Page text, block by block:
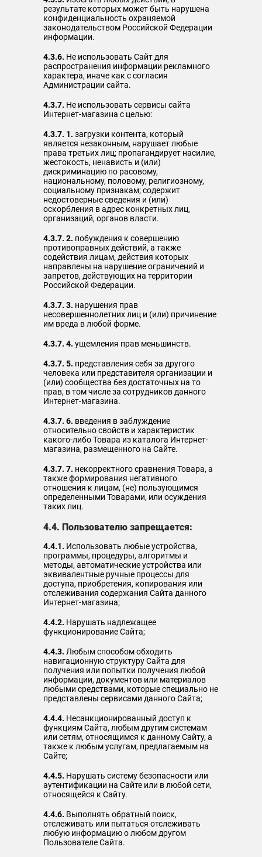
результате которых может быть нарушена
конфиденциальность охраняемой
законодательством Российской Федерации
информации.
4.3.6. Не использовать Сайт для
распространения информации рекламного
характера, иначе как с согласия
Администрации сайта.
4.3.7. Не использовать сервисы сайта
Интернет-магазина с целью:
4.3.7. 1. загрузки контента, который
является незаконным, нарушает любые
права третьих лиц; пропагандирует насилие,
жестокость, ненависть и (или)
дискриминацию по расовому,
национальному, половому, религиозному,
социальному признакам; содержит
недостоверные сведения и (или)
оскорбления в адрес конкретных лиц,
организаций, органов власти.
4.3.7. 2. побуждения к совершению
противоправных действий, а также
содействия лицам, действия которых
направлены на нарушение ограничений и
запретов, действующих на территории
Российской Федерации.
4.3.7. 3. нарушения прав
несовершеннолетних лиц и (или) причинение
им вреда в любой форме.
4.3.7. 4. ущемления прав меньшинств.
4.3.7. 5. представления себя за другого
человека или представителя организации и
(или) сообщества без достаточных на то
прав, в том числе за сотрудников данного
Интернет-магазина.
4.3.7. 6. введения в заблуждение
относительно свойств и характеристик
какого-либо Товара из каталога Интернет-
магазина, размещенного на Сайте.
4.3.7. 7. некорректного сравнения Товара, а
также формирования негативного
отношения к лицам, (не) пользующимся
определенными Товарами, или осуждения
таких лиц.
4.4. Пользователю запрещается:
4.4.1. Использовать любые устройства,
программы, процедуры, алгоритмы и
методы, автоматические устройства или
эквивалентные ручные процессы для
доступа, приобретения, копирования или
отслеживания содержания Сайта данного
Интернет-магазина;
4.4.2. Нарушать надлежащее
функционирование Сайта;
4.4.3. Любым способом обходить
навигационную структуру Сайта для
получения или попытки получения любой
информации, документов или материалов
любыми средствами, которые специально не
представлены сервисами данного Сайта;
4.4.4. Несанкционированный доступ к
функциям Сайта, любым другим системам
или сетям, относящимся к данному Сайту, а
также к любым услугам, предлагаемым на
Сайте;
4.4.5. Нарушать систему безопасности или
аутентификации на Сайте или в любой сети,
относящейся к Сайту.
4.4.6. Выполнять обратный поиск,
отслеживать или пытаться отслеживать
любую информацию о любом другом
Пользователе Сайта.